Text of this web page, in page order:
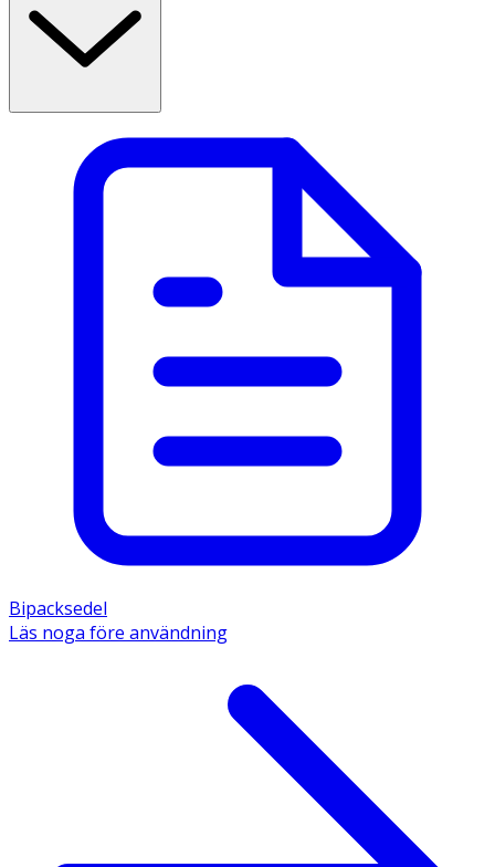
Bipacksedel
Läs noga före användning